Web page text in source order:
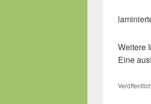
Weitere
Eine